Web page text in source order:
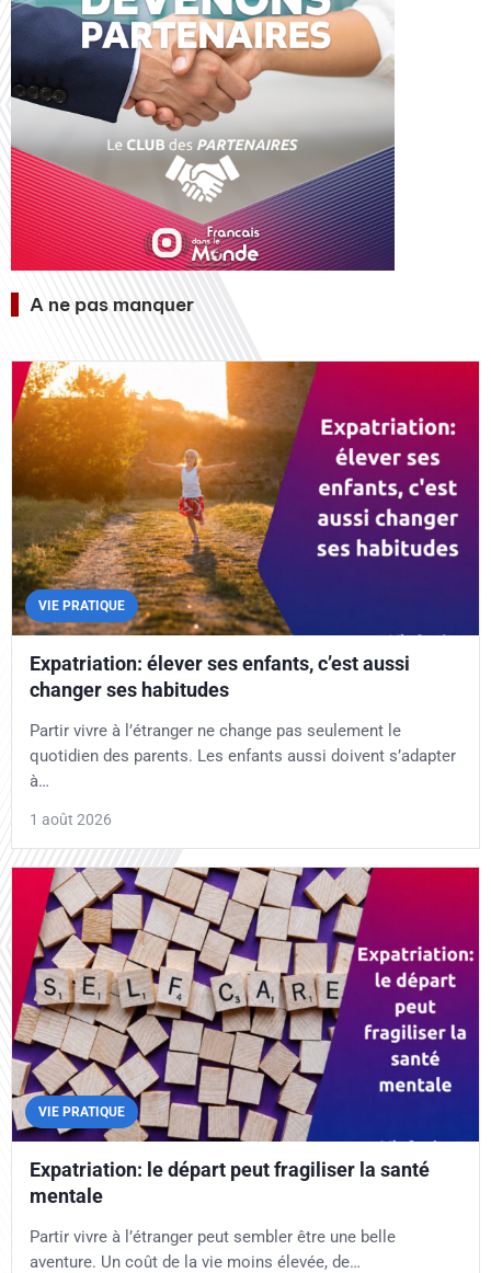
A ne pas manquer
VIE PRATIQUE
Expatriation: élever ses enfants, c’est aussi
changer ses habitudes
Partir vivre à l’étranger ne change pas seulement le
quotidien des parents. Les enfants aussi doivent s’adapter
à…
1 août 2026
VIE PRATIQUE
Expatriation: le départ peut fragiliser la santé
mentale
Partir vivre à l’étranger peut sembler être une belle
aventure. Un coût de la vie moins élevée, de…